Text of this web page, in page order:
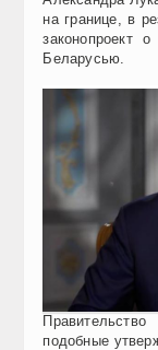
на границе, в
законопроект
Беларусью.
подобные